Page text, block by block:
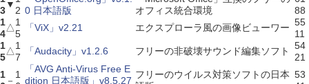
3
▼
2 0 日本語版
オフィス統合環境
88
1
4
△1
5
「ViX」v2.21 エクスプローラ風の画像ビューワー 55
11
1
5
△1
7
「Audacity」v1.2.6 フリーの非破壊サウンド編集ソフト
54
21
1
－
1
「AVG Anti-Virus Free E
dition 日本語版」v8.5.27
フリーのウイルス対策ソフトの日本 53